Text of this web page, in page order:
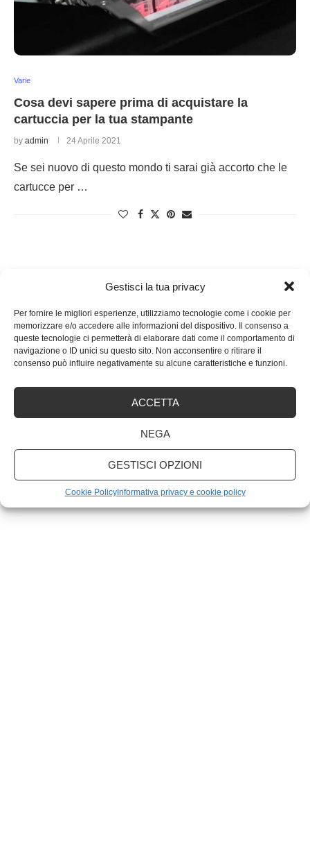
Gestisci la tua privacy
Per fornire le migliori esperienze, utilizziamo tecnologie come i cookie per
memorizzare e/o accedere alle informazioni del dispositivo. Il consenso a
queste tecnologie ci permetterà di elaborare dati come il comportamento di
navigazione o ID unici su questo sito. Non acconsentire o ritirare il
consenso può influire negativamente su alcune caratteristiche e funzioni.
ACCETTA
NEGA
GESTISCI OPZIONI
Cookie PolicyInformativa privacy e cookie policy
Varie
Cosa devi sapere prima di acquistare la
cartuccia per la tua stampante
by admin 24 Aprile 2021
Se sei nuovo di questo mondo ti sarai già accorto che le
cartucce per …
Quali sono le migliori marche di PC portatili?
Non accontentarti! Come ottenere di più dall’email